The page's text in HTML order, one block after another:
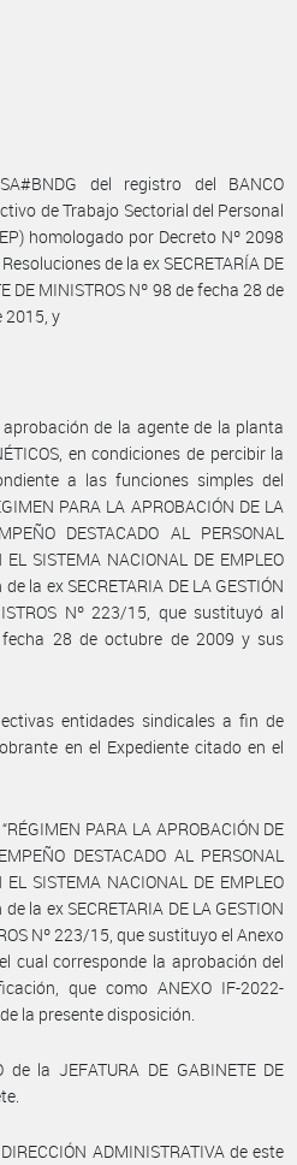
del registro del BANCO
de Trabajo Sectorial del Personal
homologado por Decreto Nº 2098
de la ex SECRETARÍA DE
DE MINISTROS Nº 98 de fecha 28 de
2015, y
de la agente de la planta
en condiciones de percibir la
a las funciones simples del
PARA LA APROBACIÓN DE LA
DESTACADO AL PERSONAL
SISTEMA NACIONAL DE EMPLEO
la ex SECRETARIA DE LA GESTIÓN
Nº 223/15, que sustituyó al
28 de octubre de 2009 y sus
entidades sindicales a fin de
en el Expediente citado en el
PARA LA APROBACIÓN DE
DESTACADO AL PERSONAL
SISTEMA NACIONAL DE EMPLEO
la ex SECRETARIA DE LA GESTION
Nº 223/15, que sustituyo el Anexo
cual corresponde la aprobación del
que como ANEXO IF-2022-
la presente disposición.
de la JEFATURA DE GABINETE DE
ADMINISTRATIVA de este